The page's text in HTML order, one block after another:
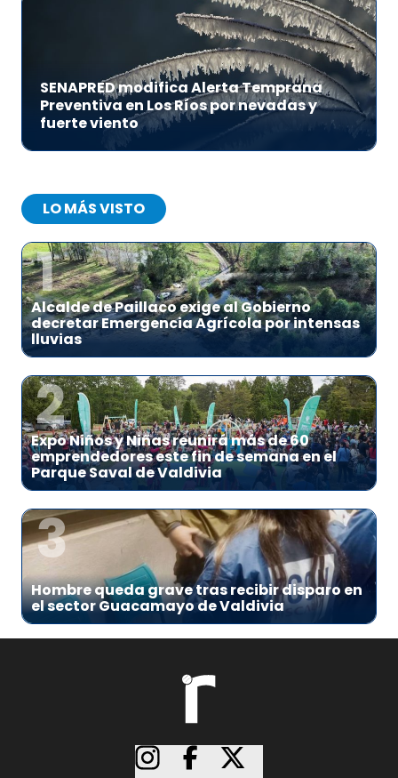
SENAPRED modifica Alerta Temprana
Preventiva en Los Ríos por nevadas y
fuerte viento
LO MÁS VISTO
1
Alcalde de Paillaco exige al Gobierno
decretar Emergencia Agrícola por intensas
lluvias
2
Expo Niños y Niñas reunirá más de 60
emprendedores este fin de semana en el
Parque Saval de Valdivia
3
Hombre queda grave tras recibir disparo en
el sector Guacamayo de Valdivia